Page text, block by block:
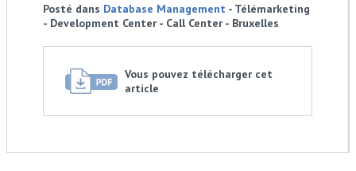
Posté dans Database Management - Télémarketing
- Development Center - Call Center - Bruxelles
Vous pouvez télécharger cet
article